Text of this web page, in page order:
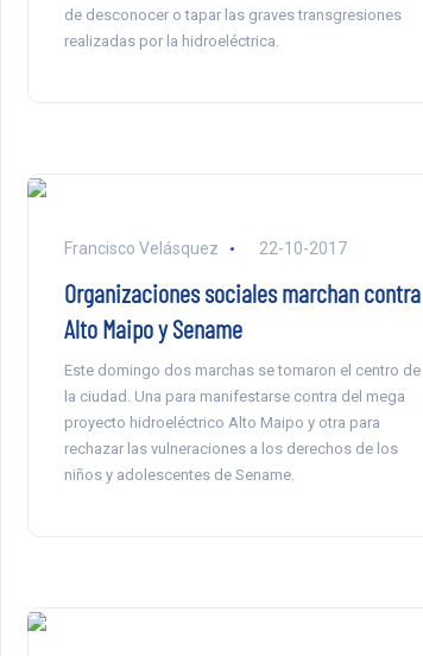
de desconocer o tapar las graves transgresiones
realizadas por la hidroeléctrica.
Francisco Velásquez 22-10-2017
Organizaciones sociales marchan contra
Alto Maipo y Sename
Este domingo dos marchas se tomaron el centro de
la ciudad. Una para manifestarse contra del mega
proyecto hidroeléctrico Alto Maipo y otra para
rechazar las vulneraciones a los derechos de los
niños y adolescentes de Sename.